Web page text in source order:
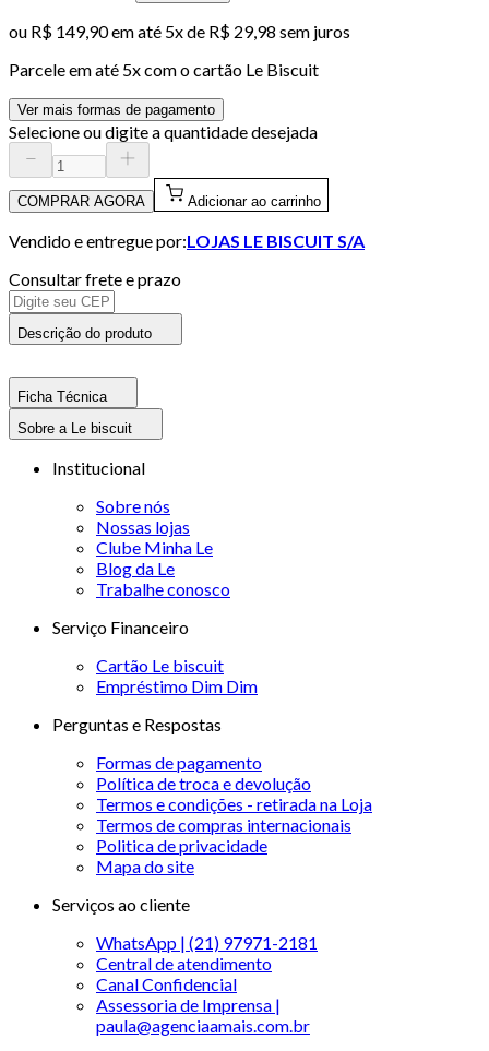
ou R$ 149,90em até 5x de R$ 29,98 sem juros
Parcele em até 5x com o cartão Le Biscuit
Ver mais formas de pagamento
Selecione ou digite a quantidade desejada
COMPRAR AGORA Adicionar ao carrinho
Vendido e entregue por:LOJAS LE BISCUIT S/A
Consultar frete e prazo
Descrição do produto
Ficha Técnica
Sobre a Le biscuit
Institucional
Sobre nós
Nossas lojas
Clube Minha Le
Blog da Le
Trabalhe conosco
Serviço Financeiro
Cartão Le biscuit
Empréstimo Dim Dim
Perguntas e Respostas
Formas de pagamento
Política de troca e devolução
Termos e condições - retirada na Loja
Termos de compras internacionais
Politica de privacidade
Mapa do site
Serviços ao cliente
WhatsApp | (21) 97971-2181
Central de atendimento
Canal Confidencial
Assessoria de Imprensa |
paula@agenciaamais.com.br